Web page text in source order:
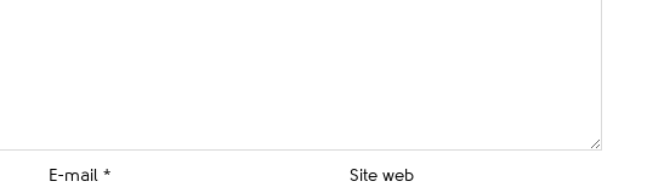
E-mail * Site web